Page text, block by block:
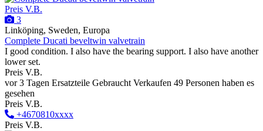
Preis V.B.
3
Linköping, Sweden, Europa
Complete Ducati beveltwin valvetrain
I good condition. I also have the bearing support. I also have another
lower set.
Preis V.B.
vor 3 Tagen Ersatzteile Gebraucht Verkaufen 49 Personen haben es
gesehen
Preis V.B.
+4670810xxxx
Preis V.B.